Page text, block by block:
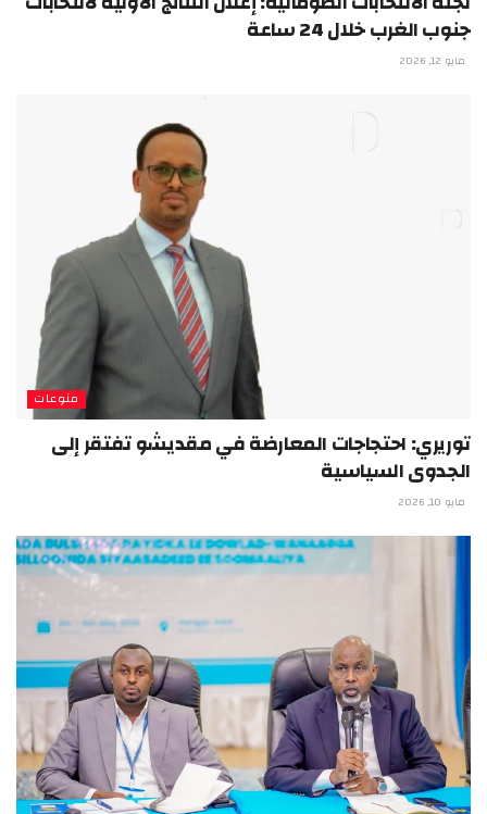
جنوب الغرب خلال 24 ساعة
مايو 12, 2026
منوعات
توريري: احتجاجات المعارضة في مقديشو تفتقر إلى
الجدوى السياسية
مايو 10, 2026